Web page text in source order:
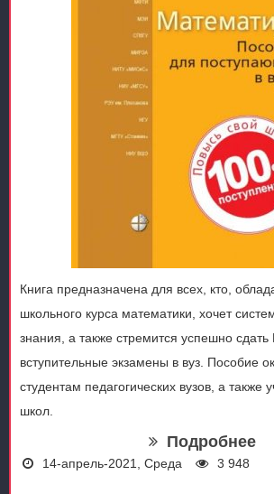
Книга предназначена для всех, кто,
школьного курса математики, хочет
знания, а также стремится успешно
вступительные экзамены в вуз. Пособие
студентам педагогических вузов, а также
школ.
Подробнее
14-апрель-2021, Среда 3 948